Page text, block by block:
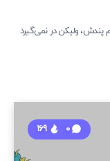
پندش، ولیکن در نمی‌گیرد
0
169